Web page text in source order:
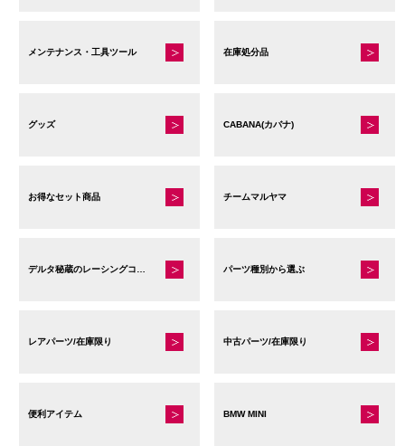
メンテナンス・工具ツール 在庫処分品
グッズ CABANA(カバナ)
お得なセット商品 チームマルヤマ
パーツ種別から選ぶ
レアパーツ/在庫限り 中古パーツ/在庫限り
便利アイテム BMW MINI